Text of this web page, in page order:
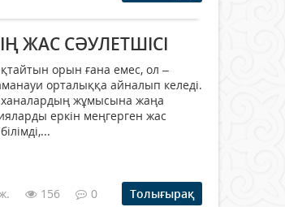
ЖАС СӘУЛЕТШІСІ
орын ғана емес, ол –
орталыққа айналып келеді.
жұмысына жаңа
еркін меңгерген жас
156 0 Толығырақ